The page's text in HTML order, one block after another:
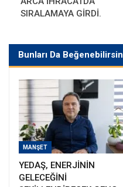
SIRALAMAYA GİRDİ.
Bunları Da Beğenebilirsin
MANŞET
YEDAŞ, ENERJİNİN
GELECEĞİNİ